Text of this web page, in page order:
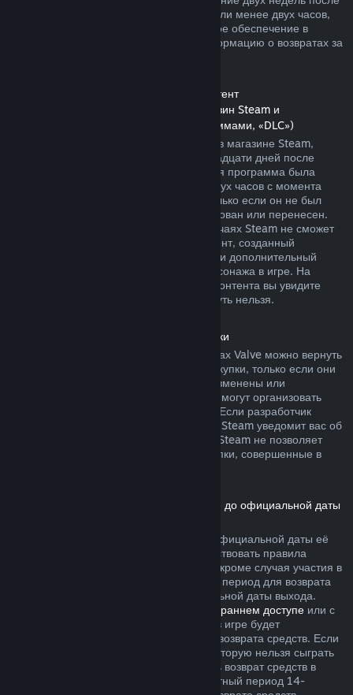
покупки за продукты, в которых вы провели менее двух часов,
распространяется на игры и программное обеспечение в
магазине Steam. Далее вы найдете информацию о возвратах за
Возврат средств за дополнительный контент
(контент, распространяемый через магазин Steam и
используемый другими играми и программами, «DLC»)
За дополнительный контент, купленный в магазине Steam,
можно вернуть деньги в течение четырнадцати дней после
покупки, если соответствующая основная программа была
использована в течение не более чем двух часов с момента
покупки дополнительного контента, и только если он не был
безвозвратно израсходован, модифицирован или перенесен.
Пожалуйста, учтите, что в некоторых случаях Steam не сможет
вернуть деньги за дополнительный контент, созданный
сторонними компаниями, например, если дополнительный
контент навсегда повышает уровень персонажа в игре. На
страницах подобного дополнительного контента вы увидите
уведомление, что средства за него вернуть нельзя.
Возврат средств за внутриигровые покупки
Средства за внутриигровые товары в играх Valve можно вернуть
в течение сорока восьми часов после покупки, только если они
не были безвозвратно израсходованы, изменены или
перенесены. Другие разработчики также могут организовать
возвраты подобного рода в своих играх. Если разработчик
позволяет вернуть деньги за эти товары, Steam уведомит вас об
этом при покупке. В остальных случаях, Steam не позволяет
вернуть средства за внутриигровые покупки, совершенные в
Возврат средств за игры, приобретённые до официальной даты
Если вы приобретаете игру в Steam до официальной даты её
выхода, для возврата средств будут действовать правила
двухчасового лимита игрового времени (кроме случая участия в
бета-тестировании), однако 14-дневный период для возврата
средств начнётся только после официальной даты выхода.
раннем доступеили с
, всё время в игре будет
засчитываться в двухчасовой лимит для возврата средств. Если
вы оформляете предзаказ для игры, в которую нельзя сыграть
до даты её выхода, вы можете запросить возврат средств в
любой момент до её выпуска, а стандартный период 14-